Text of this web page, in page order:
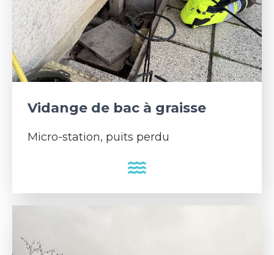
Vidange de bac à graisse
Micro-station, puits perdu